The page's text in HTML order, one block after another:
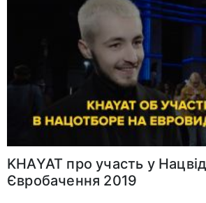
KHAYAT про участь у
Євробачення 2019